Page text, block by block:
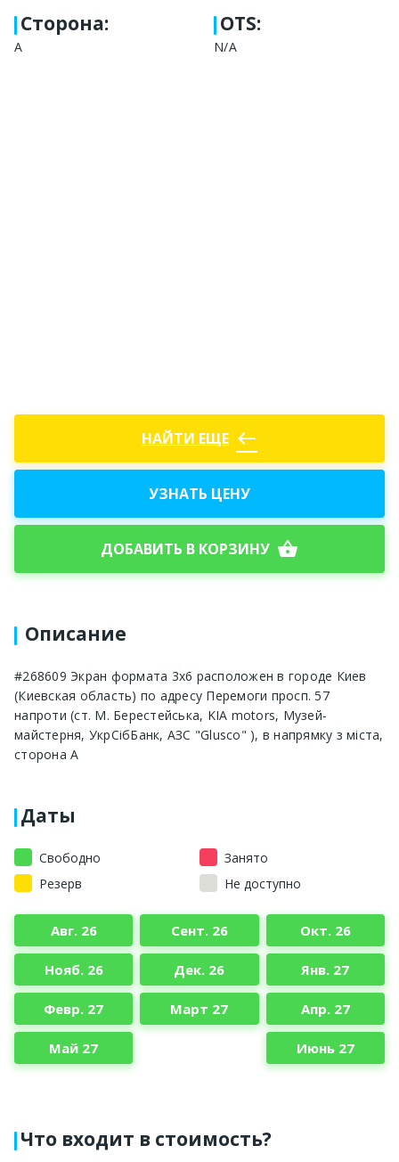
Сторона:
А
OTS:
N/A
НАЙТИ ЕЩЕ west
УЗНАТЬ ЦЕНУ
ДОБАВИТЬ В КОРЗИНУ shopping_basket
Описание
#268609 Экран формата 3х6 расположен в городе Киев
(Киевская область) по адресу Перемоги просп. 57
напроти (ст. М. Берестейська, KIA motors, Музей-
майстерня, УкрСібБанк, АЗС "Glusco" ), в напрямку з міста,
сторона А
Даты
Свободно
Занято
Резерв
Не доступно
Авг. 26 Сент. 26 Окт. 26
Нояб. 26 Дек. 26 Янв. 27
Февр. 27 Март 27 Апр. 27
Май 27 Июнь 27
Что входит в стоимость?